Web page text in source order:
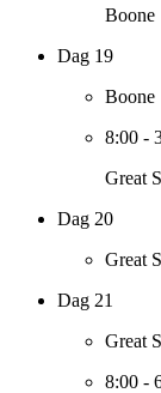
Boone
Dag 19
Boone
8:00 -
Great
Dag 20
Great
Dag 21
Great
8:00 -